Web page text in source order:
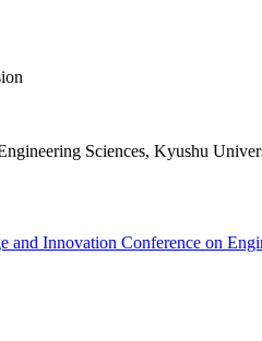
Sciences, Kyushu
and Innovation Conference on